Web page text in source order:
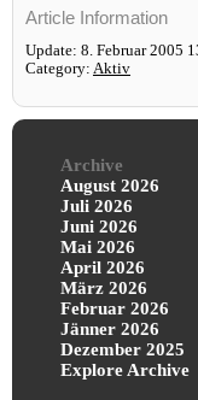
Article Information
Update: 8. Februar 2005
Category: Aktiv
Archive
August 2026
Juli 2026
Juni 2026
Mai 2026
April 2026
März 2026
Februar 2026
Jänner 2026
Dezember 2025
Explore Archive